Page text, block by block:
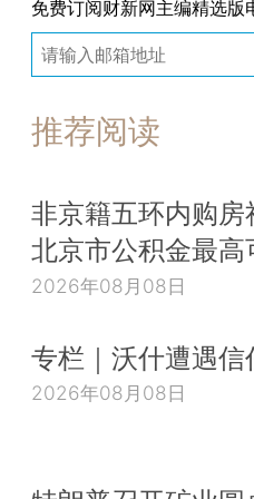
免费订阅财新网主编精选版
推荐阅读
非京籍五环内购
北京市公积金最
2026年08月08日
专栏｜沃什遭遇信
2026年08月08日